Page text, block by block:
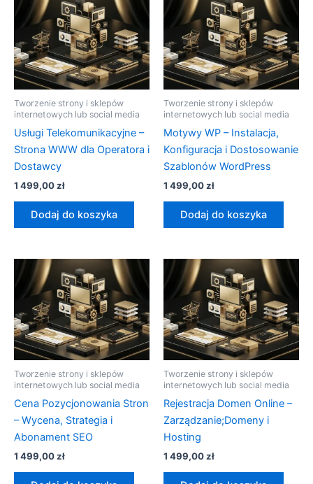
Tworzenie strony i sklepów
internetowych lub social media
Usługi Telekomunikacyjne –
Strona WWW dla Operatora i
Dostawcy
1 499,00zł
Dodaj do koszyka
Tworzenie strony i sklepów
internetowych lub social media
Motywy WP – Instalacja,
Konfiguracja i Dostosowanie
Szablonów WordPress
1 499,00zł
Dodaj do koszyka
Tworzenie strony i sklepów
internetowych lub social media
Cena Pozycjonowania Stron
– Wycena, Strategia i
Abonament SEO
1 499,00zł
Tworzenie strony i sklepów
internetowych lub social media
Rejestracja Domen Online –
Zarządzanie;Domeny i
Hosting
1 499,00zł